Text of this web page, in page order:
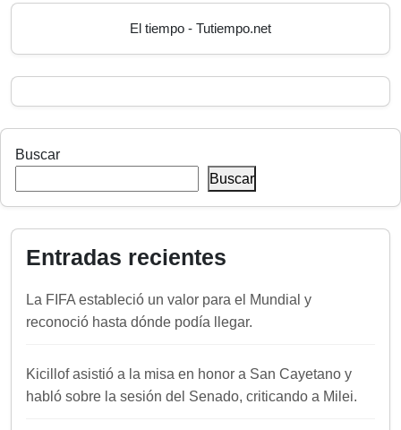
El tiempo - Tutiempo.net
Buscar
Buscar
Entradas recientes
La FIFA estableció un valor para el Mundial y
reconoció hasta dónde podía llegar.
Kicillof asistió a la misa en honor a San Cayetano y
habló sobre la sesión del Senado, criticando a Milei.